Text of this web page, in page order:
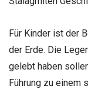
Für Kinder ist der
der Erde. Die
gelebt haben
Führung zu einem